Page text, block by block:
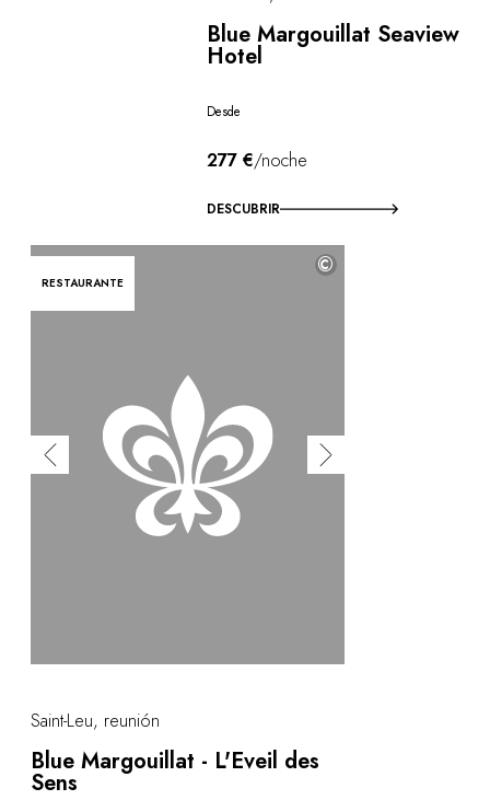
Blue Margouillat Seaview
Hotel
Desde
277 €/noche
DESCUBRIR
RESTAURANTE
©
Saint-Leu, reunión
Blue Margouillat - L'Eveil des
Sens